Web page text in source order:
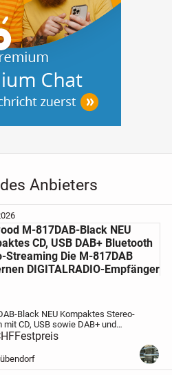
Anbieters
M-817DAB-Black NEU
CD, USB DAB+ Bluetooth
Streaming Die M-817DAB
DIGITALRADIO-Empfänger
Black NEU Kompaktes Stereo-
mit CD, USB sowie DAB+ und
Audio-Streaming
modernen DIGITALRADIO-
ausgestattet und ermöglicht
Festpreis